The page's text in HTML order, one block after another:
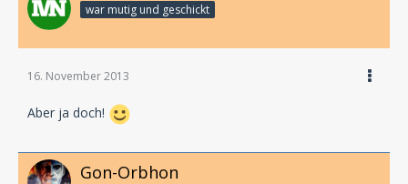
war mutig und geschickt
16. November 2013
Aber ja doch!
Gon-Orbhon